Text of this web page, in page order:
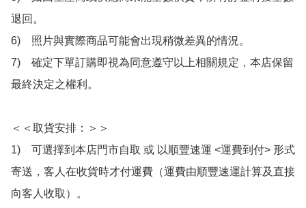
退回。
6)　照片與實際商品可能會出現稍微差異的情況。
7)　確定下單訂購即視為同意遵守以上相關規定，本店保留
最終決定之權利。
＜＜取貨安排：＞＞
1)　可選擇到本店門市自取 或 以順豐速運 <運費到付> 形式
寄送，客人在收貨時才付運費（運費由順豐速運計算及直接
向客人收取）。